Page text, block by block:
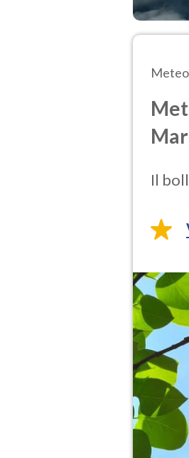
Meteo
Il